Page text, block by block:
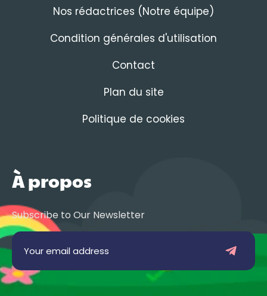
Nos rédactrices (Notre équipe)
Condition générales d'utilisation
Contact
Plan du site
Politique de cookies
À propos
Subscribe to Our Newsletter